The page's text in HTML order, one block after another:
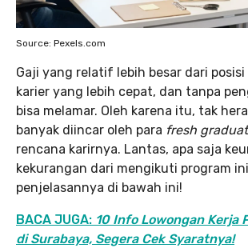
Source: Pexels.com
Gaji yang relatif lebih besar dari
karier yang lebih cepat, dan tanpa
bisa melamar. Oleh karena itu, tak
banyak diincar oleh para fresh
rencana karirnya. Lantas, apa saja
kekurangan dari mengikuti program
penjelasannya di bawah ini!
BACA JUGA: 10 Info Lowongan Kerja
di Surabaya, Segera Cek Syaratnya!